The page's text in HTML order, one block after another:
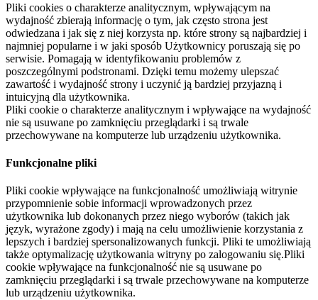
Pliki cookies o charakterze analitycznym, wpływającym na
wydajność zbierają informację o tym, jak często strona jest
odwiedzana i jak się z niej korzysta np. które strony są najbardziej i
najmniej popularne i w jaki sposób Użytkownicy poruszają się po
serwisie. Pomagają w identyfikowaniu problemów z
poszczególnymi podstronami. Dzięki temu możemy ulepszać
zawartość i wydajność strony i uczynić ją bardziej przyjazną i
intuicyjną dla użytkownika.
Pliki cookie o charakterze analitycznym i wpływające na wydajność
nie są usuwane po zamknięciu przeglądarki i są trwale
przechowywane na komputerze lub urządzeniu użytkownika.
Funkcjonalne pliki
Pliki cookie wpływające na funkcjonalność umożliwiają witrynie
przypomnienie sobie informacji wprowadzonych przez
użytkownika lub dokonanych przez niego wyborów (takich jak
język, wyrażone zgody) i mają na celu umożliwienie korzystania z
lepszych i bardziej spersonalizowanych funkcji. Pliki te umożliwiają
także optymalizację użytkowania witryny po zalogowaniu się.Pliki
cookie wpływające na funkcjonalność nie są usuwane po
zamknięciu przeglądarki i są trwale przechowywane na komputerze
lub urządzeniu użytkownika.